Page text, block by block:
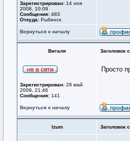
Зарегистрирован: 14 ноя
2008, 10:09
Сообщения: 483
Откуда: Рыбинск
Вернуться к началу
Виталя Заголовок
Зарегистрирован: 28 май
2009, 21:46
Сообщения: 141
Просто
Вернуться к началу
Izum Заголовок